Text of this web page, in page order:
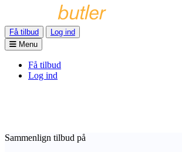
Få tilbud
Log ind
Menu
Få tilbud
Log ind
Sammenlign tilbud på